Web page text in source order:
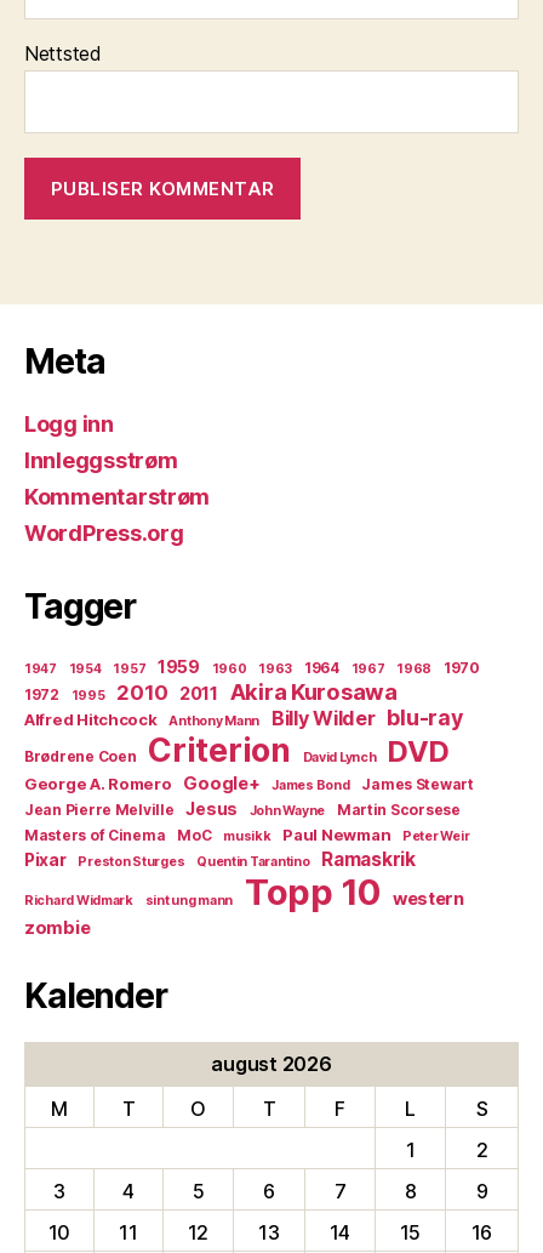
Nettsted
Meta
Logg inn
Innleggsstrøm
Kommentarstrøm
WordPress.org
Tagger
1947 1954 1957 1959 1960 1963 1964 1967 1968
1970
1972
1995 2010 2011 Akira Kurosawa
Alfred Hitchcock Anthony Mann Billy Wilder blu-ray
Brødrene Coen Criterion David Lynch DVD
George A. Romero Google+ James Bond
James Stewart
Jean Pierre Melville
Jesus John Wayne
Martin Scorsese
Masters of Cinema
MoC musikk Paul Newman Peter Weir
Pixar Preston Sturges Quentin Tarantino Ramaskrik
Richard Widmark sint ung mann Topp 10
western
zombie
Kalender
august 2026
M
T O T F L
S
1
2
3
4 5 6 7 8
9
10
11 12 13 14 15 16